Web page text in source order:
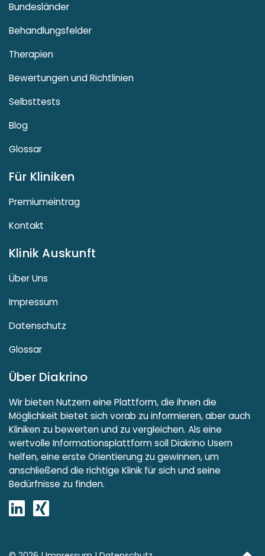
Bundesländer
Behandlungsfelder
Therapien
Bewertungen und Richtlinien
Selbsttests
Blog
Glossar
Für Kliniken
Premiumeintrag
Kontakt
Klinik Auskunft
Über Uns
Impressum
Datenschutz
Glossar
Über Diakrino
Wir bieten Nutzern eine Plattform, die ihnen die
Möglichkeit bietet sich vorab zu informieren, aber auch
Kliniken zu bewerten und zu vergleichen. Als eine
wertvolle Informationsplattform soll Diakrino Usern
helfen, eine erste Orientierung zu gewinnen, um
anschließend die richtige Klinik für sich und seine
Bedürfnisse zu finden.